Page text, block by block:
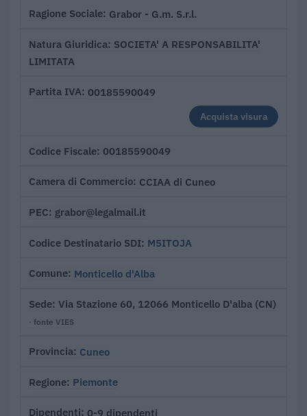
Ragione Sociale Grabor - G.m. S.r.l.
Natura Giuridica SOCIETA' A RESPONSABILITA'
LIMITATA
Partita IVA 00185590049
Acquista visura
Codice Fiscale 00185590049
Camera di Commercio CCIAA di Cuneo
PEC grabor@legalmail.it
Codice Destinatario SDI M5ITOJA
Comune Monticello d'Alba
Sede Via Stazione 60, 12066 Monticello D'alba (CN)
· fonte VIES
Provincia Cuneo
Regione Piemonte
Dipendenti 0-9 dipendenti